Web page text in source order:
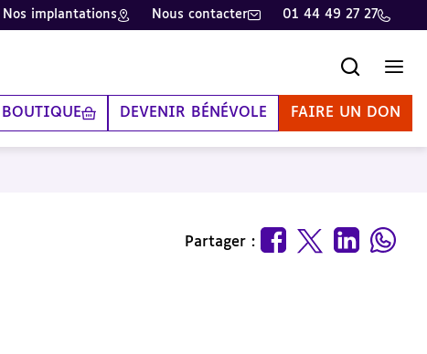
Nos implantations Nous contacter 01 44 49 27 27
BOUTIQUE DEVENIR BÉNÉVOLE FAIRE UN DON
Partager :